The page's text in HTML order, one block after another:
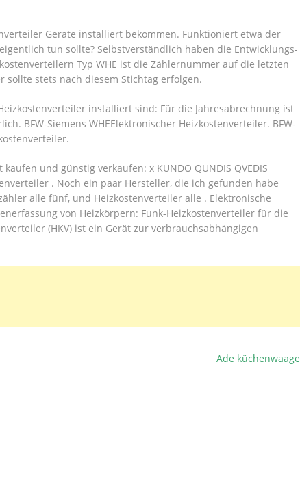
Geräte installiert bekommen. Funktioniert etwa der
tun sollte? Selbstverständlich haben die Entwicklungs-
Typ WHE ist die Zählernummer auf die letzten
sollte stets nach diesem Stichtag erfolgen.
installiert sind: Für die Jahresabrechnung ist
BFW-Siemens WHEElektronischer Heizkostenverteiler. BFW-
und günstig verkaufen: x KUNDO QUNDIS QVEDIS
. Noch ein paar Hersteller, die ich gefunden habe
alle fünf, und Heizkostenverteiler alle . Elektronische
von Heizkörpern: Funk-Heizkostenverteiler für die
(HKV) ist ein Gerät zur verbrauchsabhängigen
Ade küchenwaage